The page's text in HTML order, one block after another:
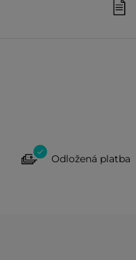
Odložená platba